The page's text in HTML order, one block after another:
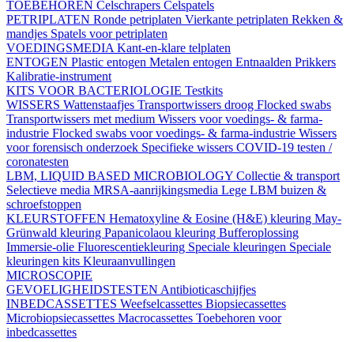
TOEBEHOREN Celschrapers Celspatels
PETRIPLATEN Ronde petriplaten Vierkante petriplaten Rekken &
mandjes Spatels voor petriplaten
VOEDINGSMEDIA Kant-en-klare telplaten
ENTOGEN Plastic entogen Metalen entogen Entnaalden Prikkers
Kalibratie-instrument
KITS VOOR BACTERIOLOGIE Testkits
WISSERS Wattenstaafjes Transportwissers droog Flocked swabs
Transportwissers met medium Wissers voor voedings- & farma-
industrie Flocked swabs voor voedings- & farma-industrie Wissers
voor forensisch onderzoek Specifieke wissers COVID-19 testen /
coronatesten
LBM, LIQUID BASED MICROBIOLOGY Collectie & transport
Selectieve media MRSA-aanrijkingsmedia Lege LBM buizen &
schroefstoppen
KLEURSTOFFEN Hematoxyline & Eosine (H&E) kleuring May-
Grünwald kleuring Papanicolaou kleuring Bufferoplossing
Immersie-olie Fluorescentiekleuring Speciale kleuringen Speciale
kleuringen kits Kleuraanvullingen
MICROSCOPIE
GEVOELIGHEIDSTESTEN Antibioticaschijfjes
INBEDCASSETTES Weefselcassettes Biopsiecassettes
Microbiopsiecassettes Macrocassettes Toebehoren voor
inbedcassettes